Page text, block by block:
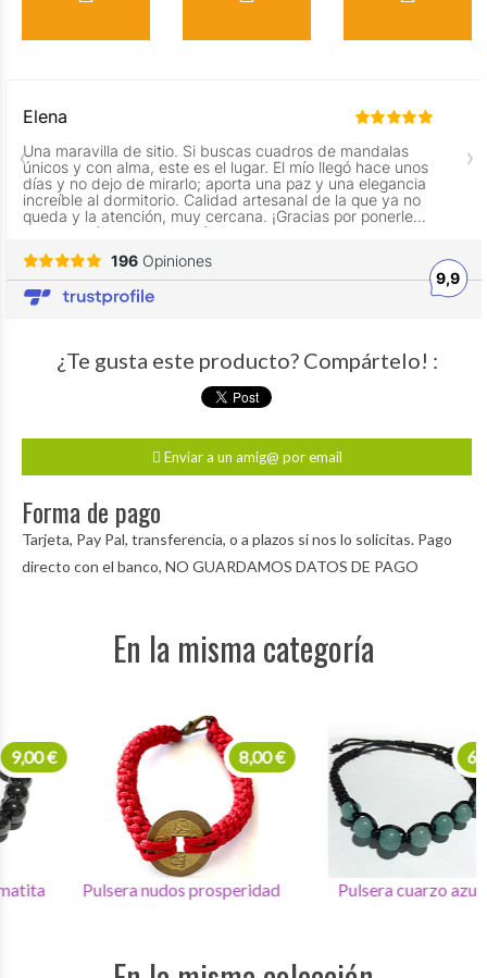
¿Te gusta este producto? Compártelo! :
Enviar a un amig@ por email
Forma de pago
Tarjeta, Pay Pal, transferencia, o a plazos si nos lo solicitas. Pago
directo con el banco, NO GUARDAMOS DATOS DE PAGO
En la misma categoría
Pulsera nudos prosperidad
8,00 €
Pulsera cuarzo azul
6,00 €